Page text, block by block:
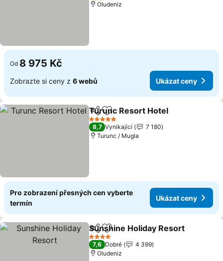
Oludeniz
Od 8 975 Kč
Zobrazte si ceny z 6 webů Ukázat ceny
SdíletPřidat na seznam oblíbených
Turunc Resort Hotel
5 Počet hvězdiček
8,7 Vynikající
7 180
Turunc / Mugla
Pro zobrazení přesných cen vyberte
termín
Ukázat ceny
SdíletPřidat na seznam oblíbených
Sunshine Holiday Resort
4 Počet hvězdiček
7,6 Dobré
4 399
Oludeniz